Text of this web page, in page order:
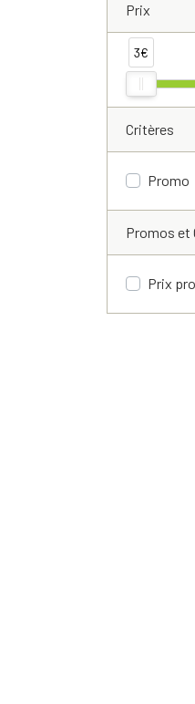
Prix
3€
Critères
Promo
Promos et
Prix